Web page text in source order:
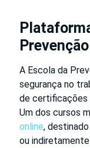
Prevenção
A Escola da
segurança no
de certificações
Um dos cursos
online,
ou